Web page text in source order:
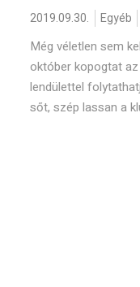
2019.09.30. Egyéb
Még véletlen sem
október kopogtat
lendülettel
sőt, szép lassan a